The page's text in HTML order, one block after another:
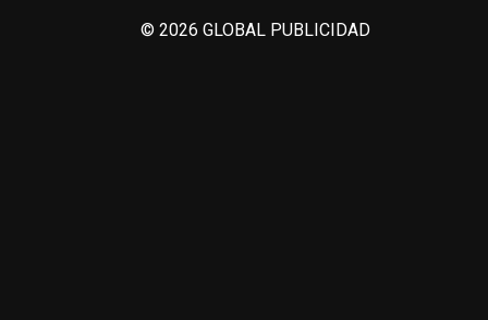
© 2026 GLOBAL PUBLICIDAD